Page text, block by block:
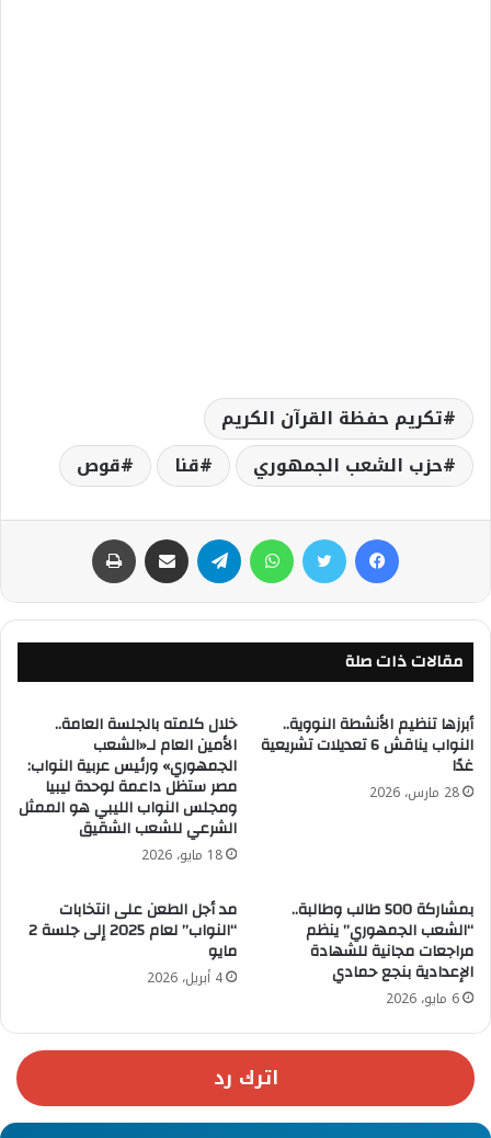
تكريم حفظة القرآن الكريم
حزب الشعب الجمهوري
قنا قوص
مقالات ذات صلة
أبرزها تنظيم الأنشطة النووية..
النواب يناقش 6 تعديلات تشريعية
غدًا
28 مارس، 2026
خلال كلمته بالجلسة العامة..
الأمين العام لـ«الشعب
الجمهوري» ورئيس عربية النواب:
مصر ستظل داعمة لوحدة ليبيا
ومجلس النواب الليبي هو الممثل
الشرعي للشعب الشقيق
18 مايو، 2026
بمشاركة 500 طالب وطالبة..
“الشعب الجمهوري” ينظم
مراجعات مجانية للشهادة
الإعدادية بنجع حمادي
6 مايو، 2026
مد أجل الطعن على انتخابات
“النواب” لعام 2025 إلى جلسة 2
مايو
4 أبريل، 2026
اترك رد